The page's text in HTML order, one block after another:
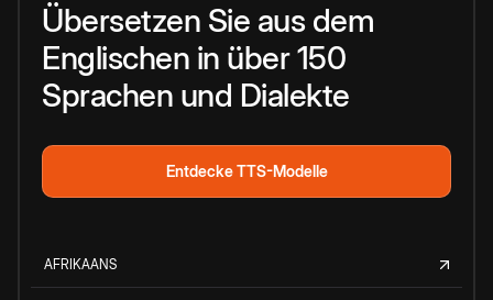
Übersetzen Sie aus dem
Englischen in über 150
Sprachen und Dialekte
Entdecke TTS-Modelle
AFRIKAANS